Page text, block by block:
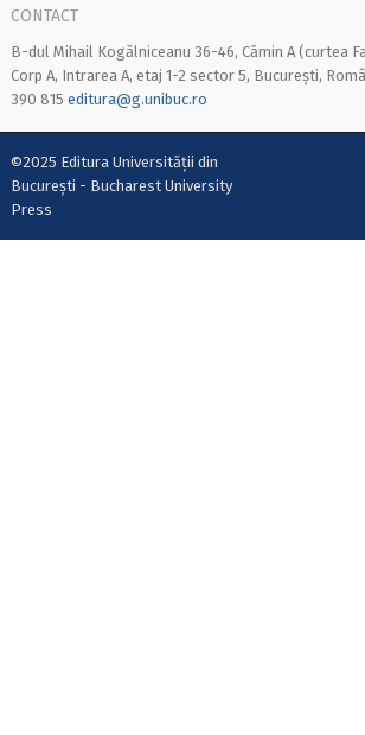
CONTACT
B-dul Mihail Kogălniceanu 36-46, Cămin A (curtea
Corp A, Intrarea A, etaj 1-2 sector 5, București,
390 815 editura@g.unibuc.ro
©2025 Editura Universității din
București - Bucharest University
Press